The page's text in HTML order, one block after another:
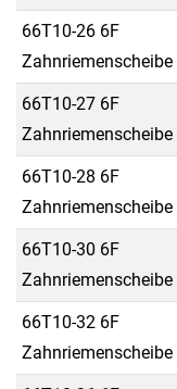
66T10-26 6F
Zahnriemenscheibe
66T10-27 6F
Zahnriemenscheibe
66T10-28 6F
Zahnriemenscheibe
66T10-30 6F
Zahnriemenscheibe
66T10-32 6F
Zahnriemenscheibe